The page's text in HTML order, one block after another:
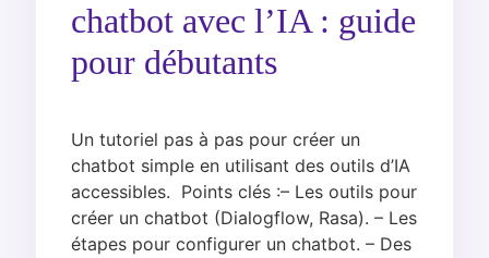
chatbot avec l’IA : guide
pour débutants
Un tutoriel pas à pas pour créer un
chatbot simple en utilisant des outils d’IA
accessibles. Points clés :– Les outils pour
créer un chatbot (Dialogflow, Rasa). – Les
étapes pour configurer un chatbot. – Des